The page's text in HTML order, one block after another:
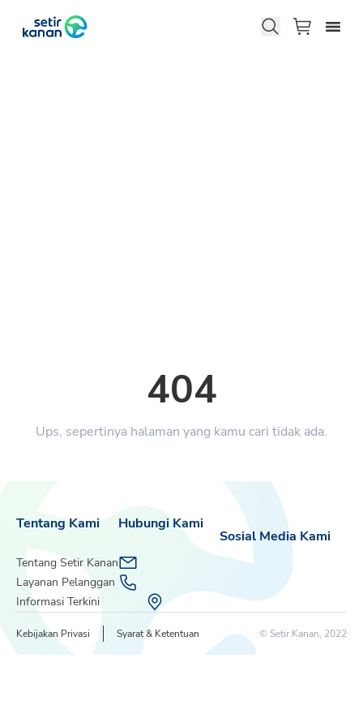
404
Ups, sepertinya halaman yang kamu cari tidak ada.
Tentang Kami
Tentang Setir Kanan
Layanan Pelanggan
Informasi Terkini
Sosial Media Kami
Hubungi Kami
Kebijakan Privasi Syarat & Ketentuan © Setir Kanan, 2022